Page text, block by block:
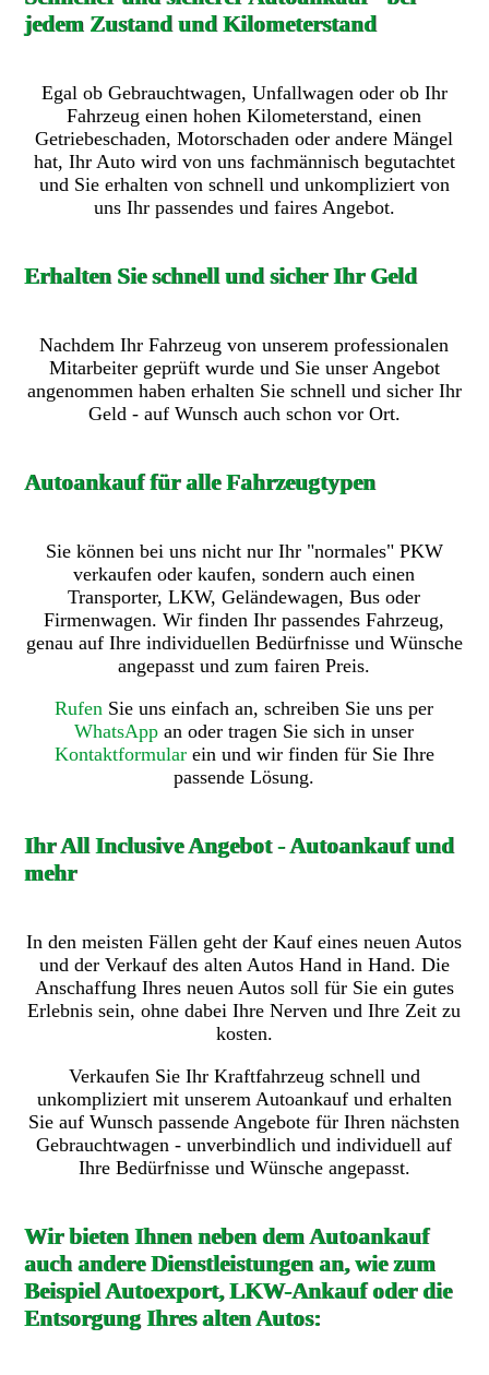
jedem Zustand und Kilometerstand
Egal ob Gebrauchtwagen, Unfallwagen oder ob Ihr
Fahrzeug einen hohen Kilometerstand, einen
Getriebeschaden, Motorschaden oder andere Mängel
hat, Ihr Auto wird von uns fachmännisch begutachtet
und Sie erhalten von schnell und unkompliziert von
uns Ihr passendes und faires Angebot.
Erhalten Sie schnell und sicher Ihr Geld
Nachdem Ihr Fahrzeug von unserem professionalen
Mitarbeiter geprüft wurde und Sie unser Angebot
angenommen haben erhalten Sie schnell und sicher Ihr
Geld - auf Wunsch auch schon vor Ort.
Autoankauf für alle Fahrzeugtypen
Sie können bei uns nicht nur Ihr "normales" PKW
verkaufen oder kaufen, sondern auch einen
Transporter, LKW, Geländewagen, Bus oder
Firmenwagen. Wir finden Ihr passendes Fahrzeug,
genau auf Ihre individuellen Bedürfnisse und Wünsche
angepasst und zum fairen Preis.
Rufen Sie uns einfach an, schreiben Sie uns per
WhatsApp an oder tragen Sie sich in unser
Kontaktformularein und wir finden für Sie Ihre
passende Lösung.
Ihr All Inclusive Angebot - Autoankauf und
mehr
In den meisten Fällen geht der Kauf eines neuen Autos
und der Verkauf des alten Autos Hand in Hand. Die
Anschaffung Ihres neuen Autos soll für Sie ein gutes
Erlebnis sein, ohne dabei Ihre Nerven und Ihre Zeit zu
kosten.
Verkaufen Sie Ihr Kraftfahrzeug schnell und
unkompliziert mit unserem Autoankauf und erhalten
Sie auf Wunsch passende Angebote für Ihren nächsten
Gebrauchtwagen - unverbindlich und individuell auf
Ihre Bedürfnisse und Wünsche angepasst.
Wir bieten Ihnen neben dem Autoankauf
auch andere Dienstleistungen an, wie zum
Beispiel Autoexport, LKW-Ankauf oder die
Entsorgung Ihres alten Autos: